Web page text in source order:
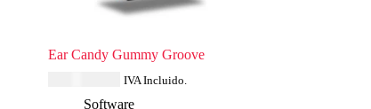
Ear Candy Gummy Groove
IVA Incluido.
Software